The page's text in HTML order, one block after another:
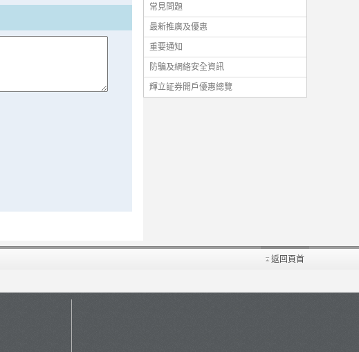
常見問題
最新推廣及優惠
重要通知
防騙及網絡安全資訊
輝立証券開戶優惠總覽
返回頁首